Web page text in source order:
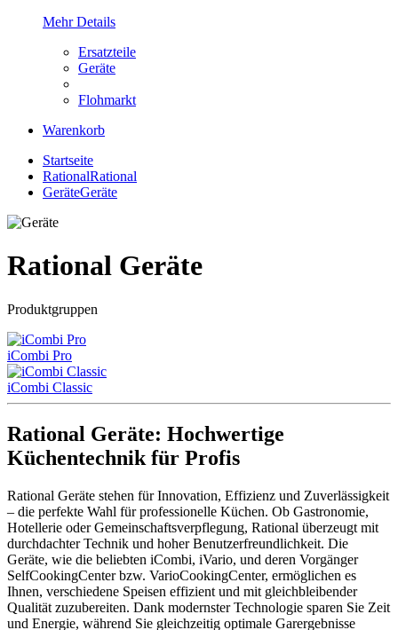
Mehr Details
Ersatzteile
Geräte
Flohmarkt
Warenkorb
Startseite
RationalRational
GeräteGeräte
Rational Geräte
Produktgruppen
iCombi Pro
iCombi Classic
Rational Geräte: Hochwertige
Küchentechnik für Profis
Rational Geräte stehen für Innovation, Effizienz und Zuverlässigkeit
– die perfekte Wahl für professionelle Küchen. Ob Gastronomie,
Hotellerie oder Gemeinschaftsverpflegung, Rational überzeugt mit
durchdachter Technik und hoher Benutzerfreundlichkeit. Die
Geräte, wie die beliebten iCombi, iVario, und deren Vorgänger
SelfCookingCenter bzw. VarioCookingCenter, ermöglichen es
Ihnen, verschiedene Speisen effizient und mit gleichbleibender
Qualität zuzubereiten. Dank modernster Technologie sparen Sie Zeit
und Energie, während Sie gleichzeitig optimale Garergebnisse